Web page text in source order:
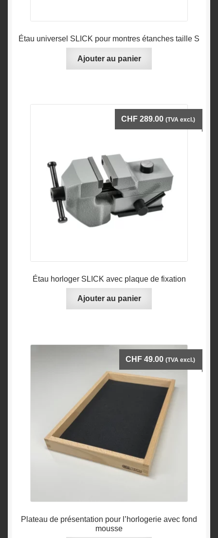
Étau universel SLICK pour montres étanches taille S
Ajouter au panier
Étau horloger SLICK avec plaque de fixation
CHF 289.00 (TVA excl.)
Ajouter au panier
Plateau de présentation pour l’horlogerie avec fond
mousse
CHF 49.00 (TVA excl.)